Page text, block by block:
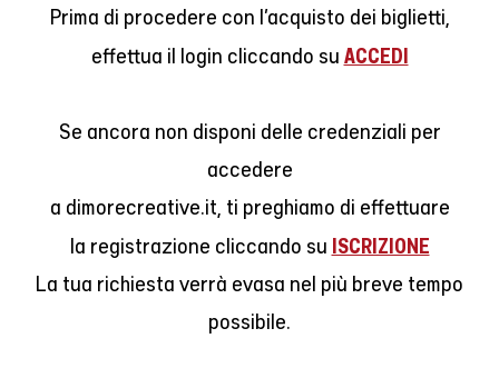
Prima di procedere con l’acquisto dei biglietti,
effettua il login cliccando su ACCEDI
Se ancora non disponi delle credenziali per
accedere
a dimorecreative.it, ti preghiamo di effettuare
la registrazione cliccando su ISCRIZIONE
La tua richiesta verrà evasa nel più breve tempo
possibile.